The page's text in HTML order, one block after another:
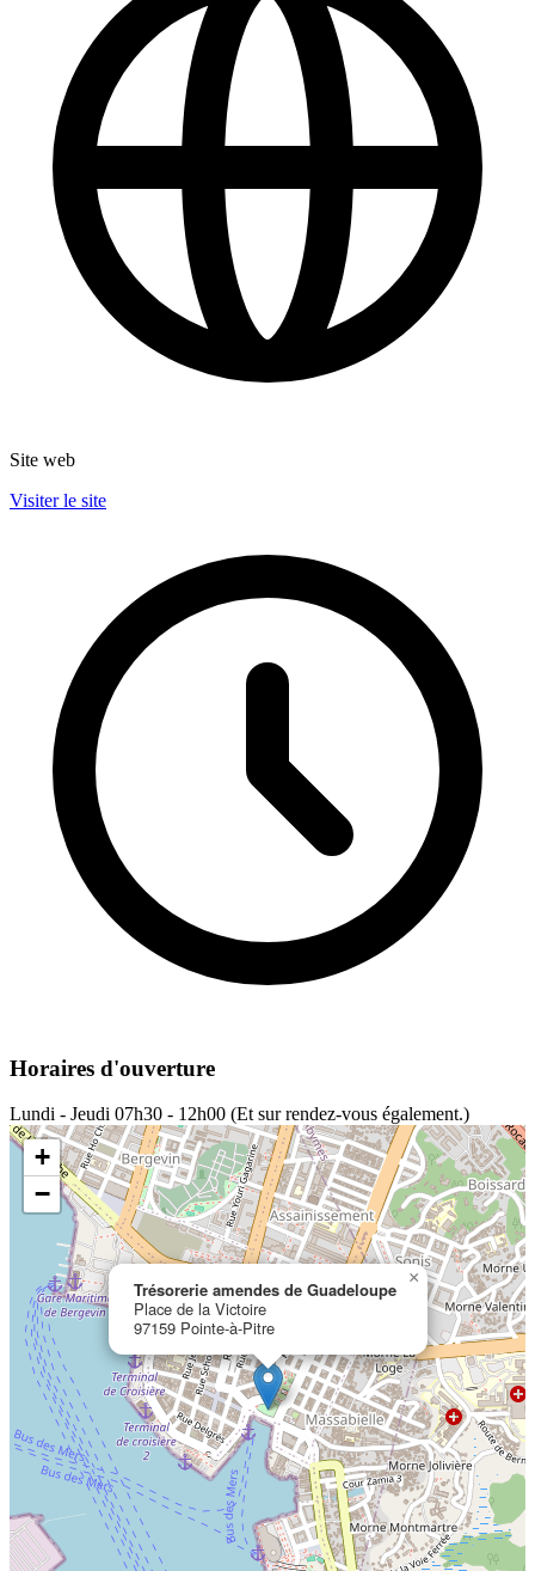
Site web
Visiter le site
Horaires d'ouverture
Lundi - Jeudi 07h30 - 12h00 (Et sur rendez-vous également.)
Trésorerie amendes de Guadeloupe
Place de la Victoire
97159 Pointe-à-Pitre
×
+
−